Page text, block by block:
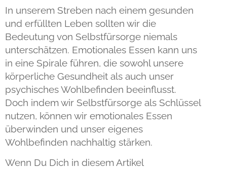
In unserem Streben nach einem gesunden
und erfüllten Leben sollten wir die
Bedeutung von Selbstfürsorge niemals
unterschätzen. Emotionales Essen kann uns
in eine Spirale führen, die sowohl unsere
körperliche Gesundheit als auch unser
psychisches Wohlbefinden beeinflusst.
Doch indem wir Selbstfürsorge als Schlüssel
nutzen, können wir emotionales Essen
überwinden und unser eigenes
Wohlbefinden nachhaltig stärken.
Wenn Du Dich in diesem Artikel